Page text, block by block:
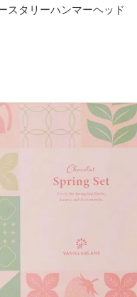
スタリーハンマーヘッド